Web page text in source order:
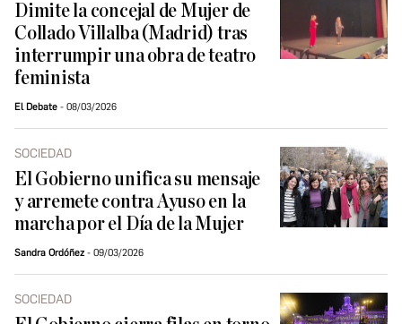
Dimite la concejal de Mujer de
Collado Villalba (Madrid) tras
interrumpir una obra de teatro
feminista
El Debate 08/03/2026
SOCIEDAD
El Gobierno unifica su mensaje
y arremete contra Ayuso en la
marcha por el Día de la Mujer
Sandra Ordóñez 09/03/2026
SOCIEDAD